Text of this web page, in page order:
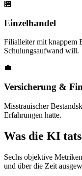
🏪
Einzelhandel
Filialleiter mit knappem
Schulungsaufwand will.
💼
Versicherung &
Misstrauischer
Erfahrungen hatte.
Was die KI
Sechs objektive
und über die Zeit